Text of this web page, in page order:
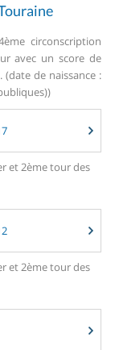
circonscription
avec un score de
(date de naissance :
et 2ème tour des
et 2ème tour des